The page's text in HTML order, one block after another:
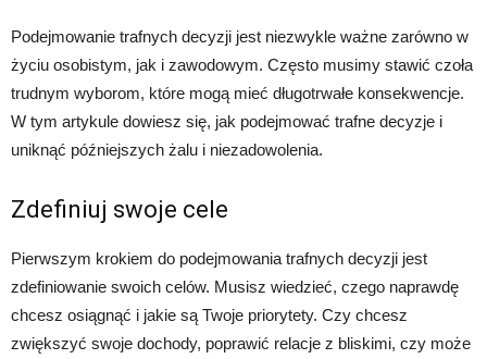
Podejmowanie trafnych decyzji jest niezwykle ważne zarówno w
życiu osobistym, jak i zawodowym. Często musimy stawić czoła
trudnym wyborom, które mogą mieć długotrwałe konsekwencje.
W tym artykule dowiesz się, jak podejmować trafne decyzje i
uniknąć późniejszych żalu i niezadowolenia.
Zdefiniuj swoje cele
Pierwszym krokiem do podejmowania trafnych decyzji jest
zdefiniowanie swoich celów. Musisz wiedzieć, czego naprawdę
chcesz osiągnąć i jakie są Twoje priorytety. Czy chcesz
zwiększyć swoje dochody, poprawić relacje z bliskimi, czy może